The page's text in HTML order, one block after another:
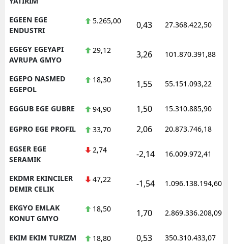
EGEEN EGE
ENDUSTRI
5.265,00 0,43 27.368.422,50
EGEGY EGEYAPI
AVRUPA GMYO
29,12 3,26 101.870.391,88
EGEPO NASMED
EGEPOL
18,30 1,55 55.151.093,22
EGGUB EGE GUBRE 94,90 1,50 15.310.885,90
EGPRO EGE PROFIL 33,70 2,06 20.873.746,18
EGSER EGE
SERAMIK
2,74 -2,14 16.009.972,41
EKDMR EKINCILER
DEMIR CELIK
47,22 -1,54 1.096.138.194,60
EKGYO EMLAK
KONUT GMYO
18,50 1,70 2.869.336.208,09
EKIM EKIM TURIZM 18,80 0,53 350.310.433,07